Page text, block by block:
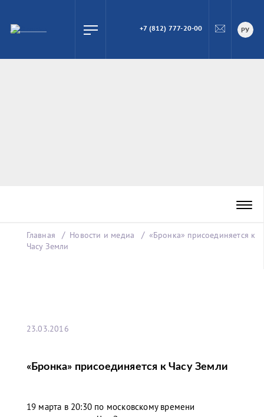
ПОИСК
+7 (812) 777-20-00 РУ
Главная Новости и медиа
«Бронка» присоединяется к
Часу Земли
23.03.2016
«Бронка» присоединяется к Часу Земли
19 марта в 20:30 по московскому времени